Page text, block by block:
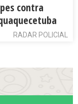
contra
RADAR POLICIAL